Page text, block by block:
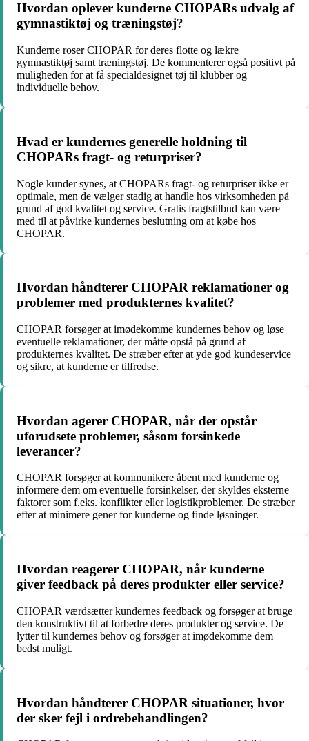
Hvordan oplever kunderne CHOPARs udvalg af
gymnastiktøj og træningstøj?
Kunderne roser CHOPAR for deres flotte og lækre
gymnastiktøj samt træningstøj. De kommenterer også positivt på
muligheden for at få specialdesignet tøj til klubber og
individuelle behov.
Hvad er kundernes generelle holdning til
CHOPARs fragt- og returpriser?
Nogle kunder synes, at CHOPARs fragt- og returpriser ikke er
optimale, men de vælger stadig at handle hos virksomheden på
grund af god kvalitet og service. Gratis fragtstilbud kan være
med til at påvirke kundernes beslutning om at købe hos
CHOPAR.
Hvordan håndterer CHOPAR reklamationer og
problemer med produkternes kvalitet?
CHOPAR forsøger at imødekomme kundernes behov og løse
eventuelle reklamationer, der måtte opstå på grund af
produkternes kvalitet. De stræber efter at yde god kundeservice
og sikre, at kunderne er tilfredse.
Hvordan agerer CHOPAR, når der opstår
uforudsete problemer, såsom forsinkede
leverancer?
CHOPAR forsøger at kommunikere åbent med kunderne og
informere dem om eventuelle forsinkelser, der skyldes eksterne
faktorer som f.eks. konflikter eller logistikproblemer. De stræber
efter at minimere gener for kunderne og finde løsninger.
Hvordan reagerer CHOPAR, når kunderne
giver feedback på deres produkter eller service?
CHOPAR værdsætter kundernes feedback og forsøger at bruge
den konstruktivt til at forbedre deres produkter og service. De
lytter til kundernes behov og forsøger at imødekomme dem
bedst muligt.
Hvordan håndterer CHOPAR situationer, hvor
der sker fejl i ordrebehandlingen?